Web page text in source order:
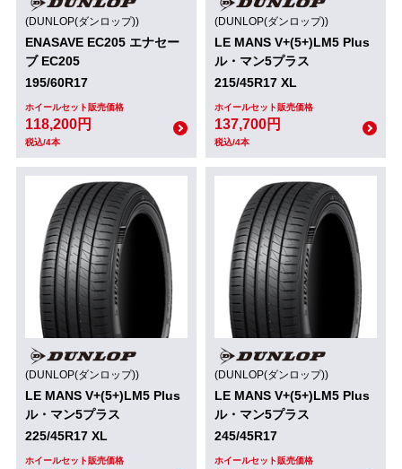
(DUNLOP(ダンロップ))
ENASAVE EC205 エナセー
ブ EC205
195/60R17
ホイールセット販売価格
118,200円
税込/4本
(DUNLOP(ダンロップ))
LE MANS V+(5+)LM5 Plus
ル・マン5プラス
215/45R17 XL
ホイールセット販売価格
137,700円
税込/4本
(DUNLOP(ダンロップ))
LE MANS V+(5+)LM5 Plus
ル・マン5プラス
225/45R17 XL
ホイールセット販売価格
(DUNLOP(ダンロップ))
LE MANS V+(5+)LM5 Plus
ル・マン5プラス
245/45R17
ホイールセット販売価格